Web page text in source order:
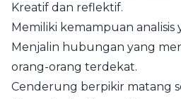
Kreatif dan reflektif.
Memiliki kemampuan analisis
Menjalin hubungan yang
orang-orang terdekat.
Cenderung berpikir matang